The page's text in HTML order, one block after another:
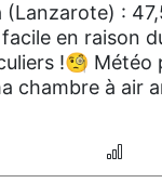
:
en raison
!🧐 Météo
chambre à air